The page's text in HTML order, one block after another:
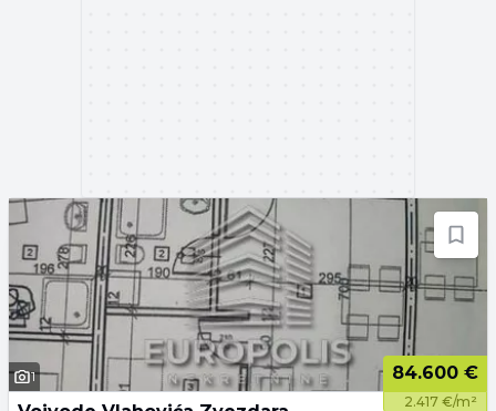
1 84.600 €
2.417 €/m²